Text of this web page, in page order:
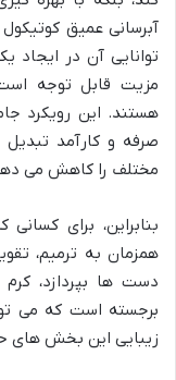
آبرسانی عمیق
توانایی آن در ایجاد
مزیت قابل توجه
هستند. این رویکرد
صرفه و کارآمد
مختلف را کاهش می
بنابراین، برای
همزمان به ترمیم،
دست ها بپردازد،
برجسته است که می
زیبایی این بخش